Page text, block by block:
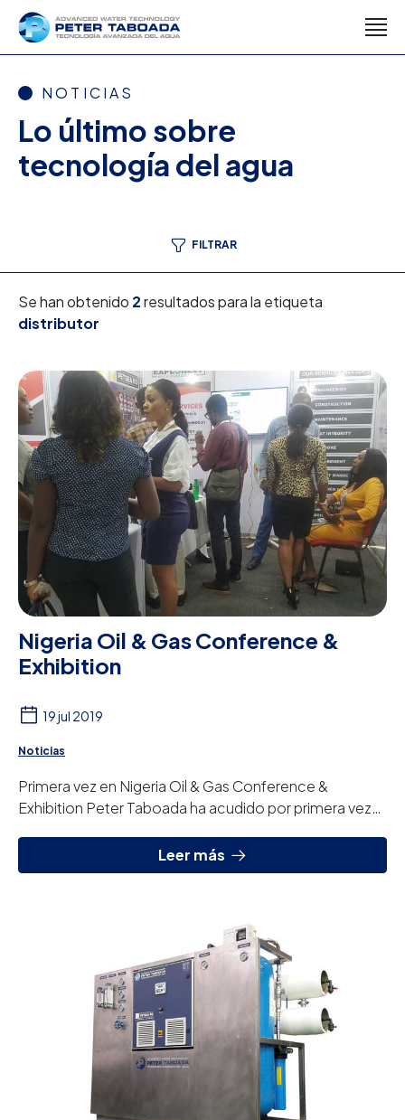
NOTICIAS
Lo último sobre
tecnología del agua
FILTRAR
Se han obtenido 2resultados para la etiqueta
distributor
Nigeria Oil & Gas Conference &
Exhibition
19 jul 2019
Noticias
Primera vez en Nigeria Oil & Gas Conference &
Exhibition Peter Taboada ha acudido por primera vez
Leer más